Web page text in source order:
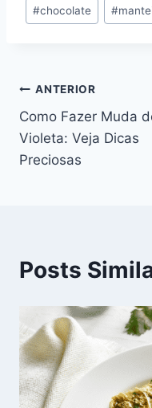
Post:
#chocolate #
Navegação
de
Post
ANTERIOR
Como Fazer Muda
Violeta: Veja Dicas
Preciosas
Posts